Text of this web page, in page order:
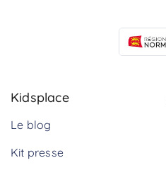
Kidsplace
Le blog
Kit presse